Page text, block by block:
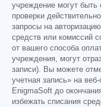
учреждение могут быть
проверки
запросы на
средств или комиссий
от вашего способа
учреждения, могут
записи). Вы можете
учетная запись» на
EnigmaSoft до
избежать списания